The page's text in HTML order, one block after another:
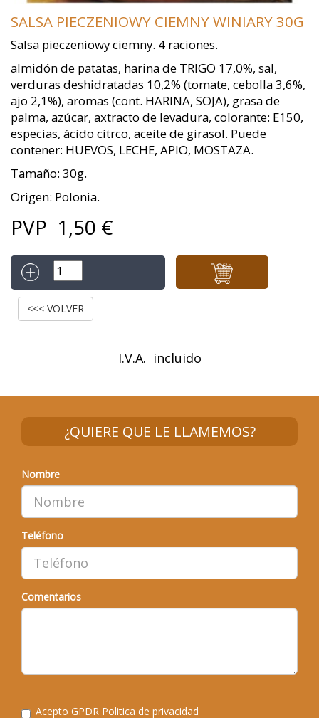
SALSA PIECZENIOWY CIEMNY WINIARY 30G
Salsa pieczeniowy ciemny. 4 raciones.
almidón de patatas, harina de TRIGO 17,0%, sal,
verduras deshidratadas 10,2% (tomate, cebolla 3,6%,
ajo 2,1%), aromas (cont. HARINA, SOJA), grasa de
palma, azúcar, axtracto de levadura, colorante: E150,
especias, ácido cítrco, aceite de girasol. Puede
contener: HUEVOS, LECHE, APIO, MOSTAZA.
Tamaño: 30g.
Origen: Polonia.
PVP 1,50 €
<<< VOLVER
I.V.A. incluido
¿QUIERE QUE LE LLAMEMOS?
Nombre
Teléfono
Comentarios
Acepto GPDR Politica de privacidad